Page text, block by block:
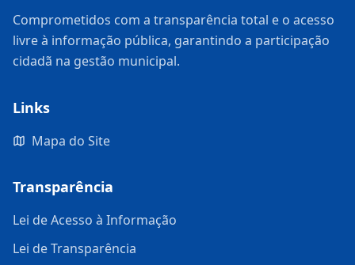
Comprometidos com a transparência total e o acesso
livre à informação pública, garantindo a participação
cidadã na gestão municipal.
Links
Mapa do Site
Transparência
Lei de Acesso à Informação
Lei de Transparência